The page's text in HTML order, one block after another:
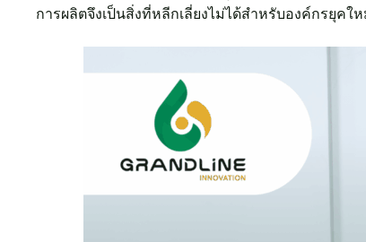
การผลิตจึงเป็นสิ่งที่หลีกเลี่ยงไม่ได้สำหรับองค์กรยุคใ